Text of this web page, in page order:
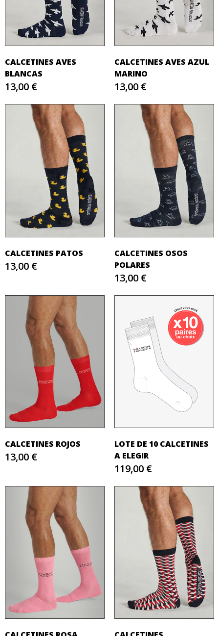
CALCETINES AVES
BLANCAS
13,00 €
CALCETINES AVES AZUL
MARINO
13,00 €
CALCETINES PATOS
13,00 €
CALCETINES OSOS
POLARES
13,00 €
CALCETINES ROJOS
13,00 €
LOTE DE 10 CALCETINES
A ELEGIR
119,00 €